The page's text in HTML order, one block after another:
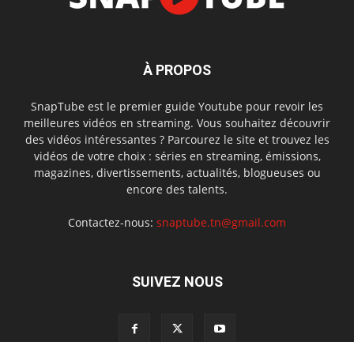
À PROPOS
SnapTube est le premier guide Youtube pour revoir les
meilleures vidéos en streaming. Vous souhaitez découvrir
des vidéos intéressantes ? Parcourez le site et trouvez les
vidéos de votre choix : séries en streaming, émissions,
magazines, divertissements, actualités, blogueuses ou
encore des talents.
Contactez-nous: snaptube.tn@gmail.com
SUIVEZ NOUS